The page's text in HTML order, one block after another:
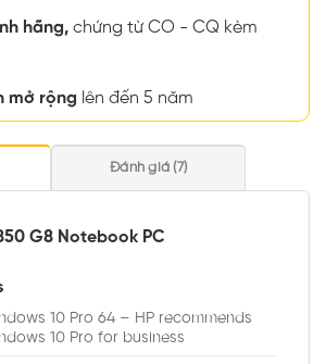
hãng, chứng từ CO - CQ kèm
mở rộng lên đến 5 năm
Đánh giá (7)
G8 Notebook PC
10 Pro 64 – HP recommends
10 Pro for business